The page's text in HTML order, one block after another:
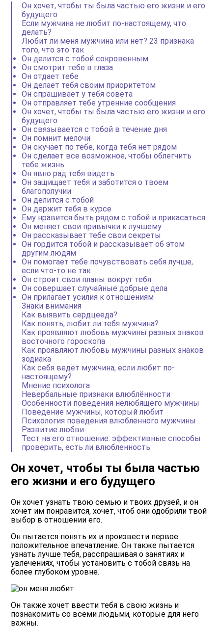
Он хочет, чтобы ты была частью его жизни и его
будущего
Если мужчина не любит по-настоящему, что
делать?
Любит ли меня мужчина или нет? 23 признака
того, что это так
Он делится с тобой сокровенным
Он смотрит тебе в глаза
Он отдает тебе
Он делает тебя своим приоритетом
Он спрашивает у тебя совета
Он отправляет тебе утренние сообщения
Он хочет, чтобы ты была частью его жизни и его
будущего
Он связывается с тобой в течение дня
Он помнит мелочи
Он скучает по тебе, когда тебя нет рядом
Он сделает все возможное, чтобы облегчить
тебе жизнь
Он явно рад тебя видеть
Он защищает тебя и заботится о твоем
благополучии
Он делится с тобой
Он держит тебя в курсе
Ему нравится быть рядом с тобой и прикасаться
Он меняет свои привычки к лучшему
Он рассказывает тебе свои секреты
Он гордится тобой и рассказывает об этом
другим людям
Он помогает тебе почувствовать себя лучше,
если что-то не так
Он строит свои планы вокруг тебя
Он совершает случайные добрые дела
Он прилагает усилия к отношениям
Знаки внимания
Как выявить сердцееда?
Как понять, любит ли тебя мужчина?
Как проявляют любовь мужчины разных знаков
восточного гороскопа
Как проявляют любовь мужчины разных знаков
зодиака
Как себя ведёт мужчина, если любит по-
настоящему?
Мнение психолога
Невербальные признаки влюблённости
Особенности поведения нелюбящего мужчины
Поведение мужчины, который любит
Психология поведения влюбленного мужчины
Развитие любви
Тест на его отношение: эффективные способы
проверить, есть ли влюбленность
Он хочет, чтобы ты была частью
его жизни и его будущего
Он хочет узнать твою семью и твоих друзей, и он
хочет им понравится, хочет, чтоб они одобрили твой
выбор в отношении его.
Он пытается понять их и произвести первое
положительное впечатление. Он также пытается
узнать лучше тебя, расспрашивая о занятиях и
увлечениях, чтобы установить с тобой связь на
более глубоком уровне.
Он также хочет ввести тебя в свою жизнь и
познакомить со всеми людьми, которые для него
важны.